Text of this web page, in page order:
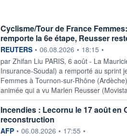
Cyclisme/Tour de France
remporte la 6e étape, Reusser
information fournie par
REUTERS • 06.08.2026 • 18:15 •
par Zhifan Liu PARIS, ‌6 août - La
Insurance-Soudal) a remporté au sprint
Femmes à Tournon-sur-Rhône
animée qui a vu ‌Marlen Reusser
Incendies : Lecornu le 17 août en
reconstruction
information fournie par
AFP • 06.08.2026 • 17:55 •